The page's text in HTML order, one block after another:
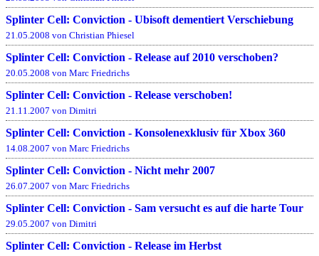
Splinter Cell: Conviction - Ubisoft dementiert Verschiebung
21.05.2008 von Christian Phiesel
Splinter Cell: Conviction - Release auf 2010 verschoben?
20.05.2008 von Marc Friedrichs
Splinter Cell: Conviction - Release verschoben!
21.11.2007 von Dimitri
Splinter Cell: Conviction - Konsolenexklusiv für Xbox 360
14.08.2007 von Marc Friedrichs
Splinter Cell: Conviction - Nicht mehr 2007
26.07.2007 von Marc Friedrichs
Splinter Cell: Conviction - Sam versucht es auf die harte Tour
29.05.2007 von Dimitri
Splinter Cell: Conviction - Release im Herbst